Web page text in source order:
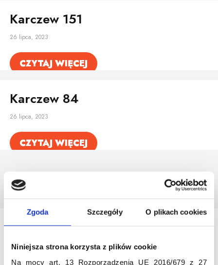
Zgoda Szczegóły O plikach cookies
Niniejsza strona korzysta z plików cookie
Na mocy art. 13 Rozporządzenia UE 2016/679 z 27
Karczew 151
26 lipca, 2023
CZYTAJ WIĘCEJ
Karczew 84
26 lipca, 2023
CZYTAJ WIĘCEJ